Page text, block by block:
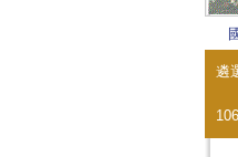
遴